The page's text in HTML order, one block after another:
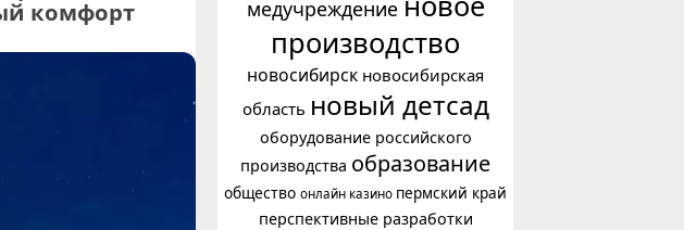
комфорт
медучреждение
производство
новосибирск новосибирская
область новый детсад
оборудование российского
производства образование
общество онлайн казино пермский край
перспективные разработки